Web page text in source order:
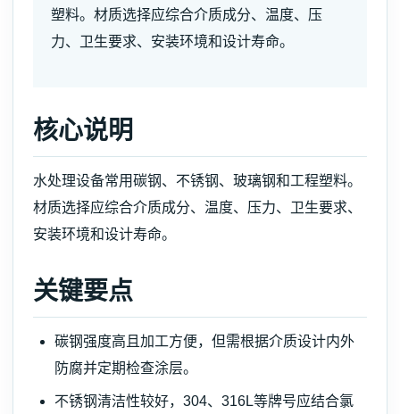
塑料。材质选择应综合介质成分、温度、压
力、卫生要求、安装环境和设计寿命。
核心说明
水处理设备常用碳钢、不锈钢、玻璃钢和工程塑料。
材质选择应综合介质成分、温度、压力、卫生要求、
安装环境和设计寿命。
关键要点
碳钢强度高且加工方便，但需根据介质设计内外
防腐并定期检查涂层。
不锈钢清洁性较好，304、316L等牌号应结合氯